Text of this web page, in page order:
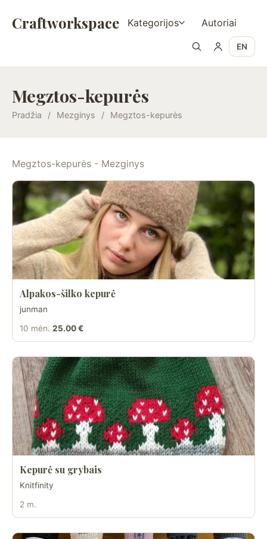
Craftworkspace Kategorijos Autoriai
EN
Megztos-kepurės
Pradžia / Mezginys / Megztos-kepurės
Megztos-kepurės - Mezginys
Alpakos-šilko kepurė
junman
10 mėn. 25.00 €
Kepurė su grybais
Knitfinity
2 m.